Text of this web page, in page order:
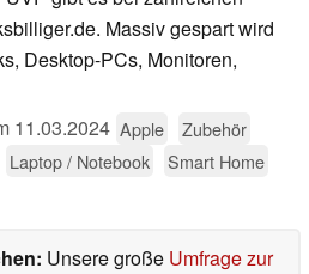
Massiv gespart wird
Desktop-PCs, Monitoren,
11.03.2024 Apple
Zubehör
Laptop / Notebook
Smart Home
Unsere große Umfrage zur